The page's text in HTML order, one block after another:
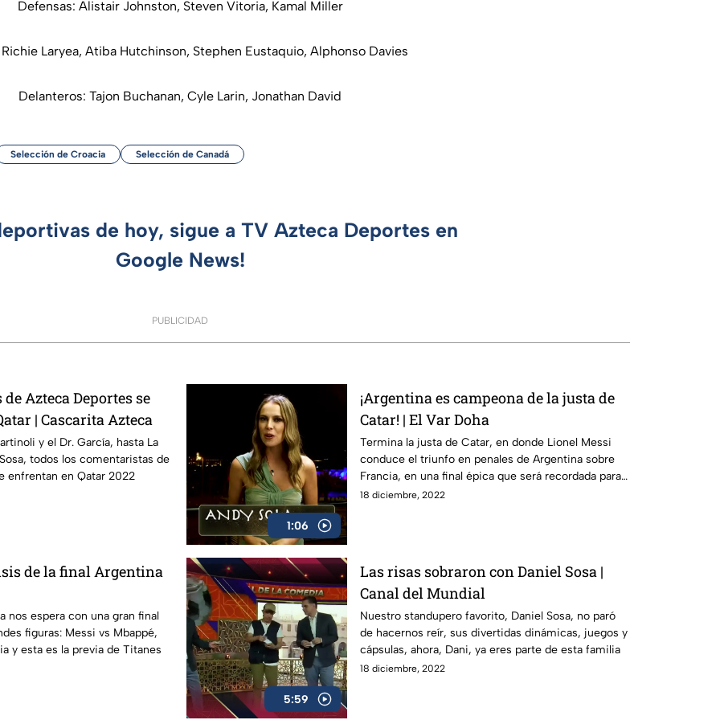
Defensas: Alistair Johnston, Steven Vitoria, Kamal Miller
Laryea, Atiba Hutchinson, Stephen Eustaquio, Alphonso Davies
Delanteros: Tajon Buchanan, Cyle Larin, Jonathan David
Selección de Croacia Selección de Canadá
de hoy, sigue a TV Azteca Deportes en
Google News!
PUBLICIDAD
Azteca Deportes se
| Cascarita Azteca
y el Dr. García, hasta La
todos los comentaristas de
enfrentan en Qatar 2022
1:06
¡Argentina es campeona de la justa de
Catar! | El Var Doha
Termina la justa de Catar, en donde Lionel Messi
conduce el triunfo en penales de Argentina sobre
Francia, en una final épica que será recordada para
siempre
18 diciembre, 2022
de la final Argentina
nos espera con una gran final
figuras: Messi vs Mbappé,
y esta es la previa de Titanes
5:59
Las risas sobraron con Daniel Sosa |
Canal del Mundial
Nuestro standupero favorito, Daniel Sosa, no paró
de hacernos reír, sus divertidas dinámicas, juegos y
cápsulas, ahora, Dani, ya eres parte de esta familia
18 diciembre, 2022